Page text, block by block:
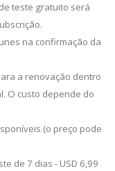
teste gratuito será
na confirmação da
a renovação dentro
O custo depende do
(o preço pode
de 7 dias - USD 6,99